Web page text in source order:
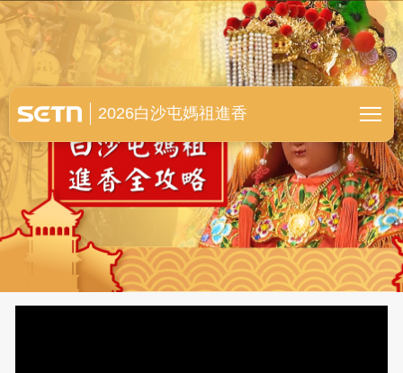
白沙屯媽祖進香全紀錄
2026白沙屯媽祖進香